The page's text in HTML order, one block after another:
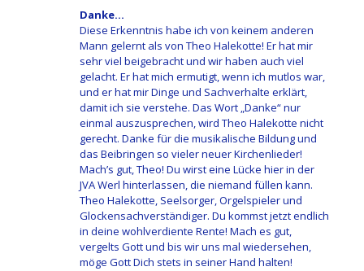
Danke…
Diese Erkenntnis habe ich von keinem anderen
Mann gelernt als von Theo Halekotte! Er hat mir
sehr viel beigebracht und wir haben auch viel
gelacht. Er hat mich ermutigt, wenn ich mutlos war,
und er hat mir Dinge und Sachverhalte erklärt,
damit ich sie verstehe. Das Wort „Danke“ nur
einmal auszusprechen, wird Theo Halekotte nicht
gerecht. Danke für die musikalische Bildung und
das Beibringen so vieler neuer Kirchenlieder!
Mach’s gut, Theo! Du wirst eine Lücke hier in der
JVA Werl hinterlassen, die niemand füllen kann.
Theo Halekotte, Seelsorger, Orgelspieler und
Glockensachverständiger. Du kommst jetzt endlich
in deine wohlverdiente Rente! Mach es gut,
vergelts Gott und bis wir uns mal wiedersehen,
möge Gott Dich stets in seiner Hand halten!